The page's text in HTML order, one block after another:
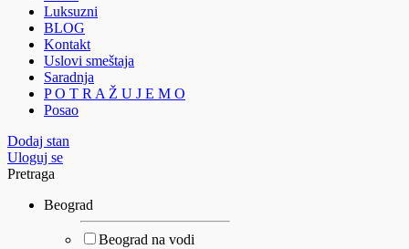
Luksuzni
BLOG
Kontakt
Uslovi smeštaja
Saradnja
P O T R A Ž U J E M O
Posao
Dodaj stan
Uloguj se
Pretraga
Beograd
Beograd na vodi